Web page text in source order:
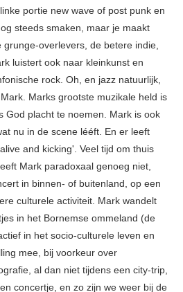
portie new wave of post punk en
steeds smaken, maar je maakt
grunge-overlevers, de betere indie,
luistert ook naar kleinkunst en
rock. Oh, en jazz natuurlijk,
Marks grootste muzikale held is
God placht te noemen. Mark is ook
nu in de scene lééft. En er leeft
and kicking'. Veel tijd om thuis
Mark paradoxaal genoeg niet,
in binnen- of buitenland, op een
culturele activiteit. Mark wandelt
in het Bornemse ommeland (de
in het socio-culturele leven en
mee, bij voorkeur over
al dan niet tijdens een city-trip,
concertje, en zo zijn we weer bij de